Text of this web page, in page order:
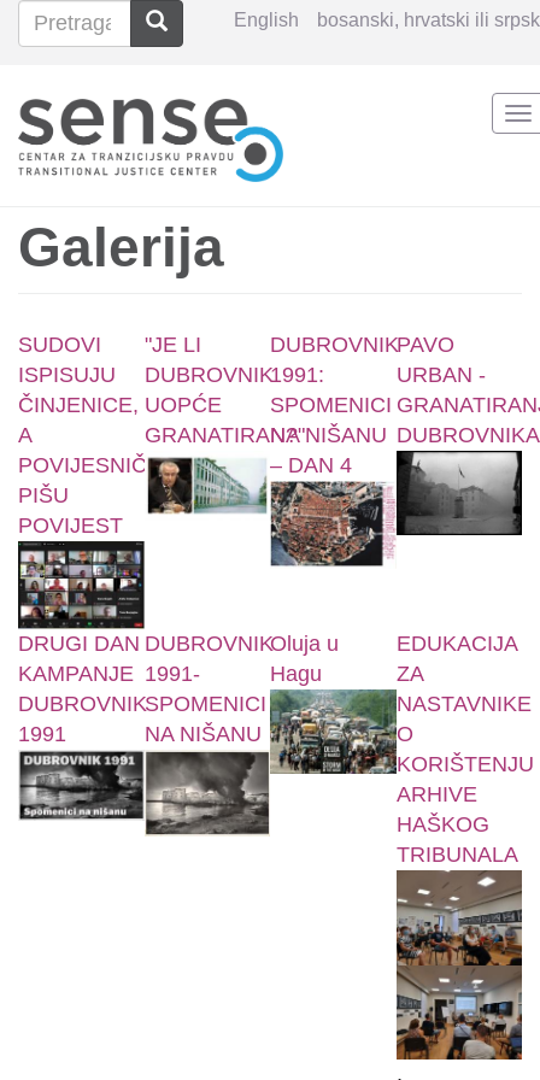
Skoči
na
sadržaj
English bosanski, hrvatski ili
Search
Pretraga Pretraga
Galerija
SUDOVI
ISPISUJU
ČINJENICE,
A
POVIJESNIČARI
PIŠU
POVIJEST
"JE LI
DUBROVNIK
UOPĆE
GRANATIRAN?"
DUBROVNIK
1991:
SPOMENICI
NA NIŠANU
– DAN 4
PAVO
URBAN -
DUBROVNIKA
DRUGI DAN
KAMPANJE
DUBROVNIK
1991
DUBROVNIK
1991-
SPOMENICI
NA NIŠANU
Oluja u
Hagu
EDUKACIJA
ZA
NASTAVNIKE
O
KORIŠTENJU
ARHIVE
HAŠKOG
TRIBUNALA
,